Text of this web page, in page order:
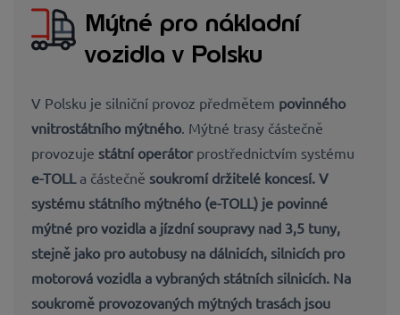
Mýtné pro nákladní
vozidla v Polsku
V Polsku je silniční provoz předmětem povinného
vnitrostátního mýtného . Mýtné trasy částečně
provozuje státní operátorprostřednictvím systému
e-TOLL a částečně soukromí držitelé koncesí. V
systému státního mýtného (e-TOLL) je povinné
mýtné pro vozidla a jízdní soupravy nad 3,5 tuny,
stejně jako pro autobusy na dálnicích, silnicích pro
motorová vozidla a vybraných státních silnicích. Na
soukromě provozovaných mýtných trasách jsou